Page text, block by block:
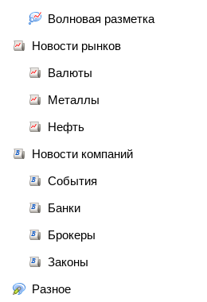
Волновая разметка
Новости рынков
Валюты
Металлы
Нефть
Новости компаний
События
Банки
Брокеры
Законы
Разное